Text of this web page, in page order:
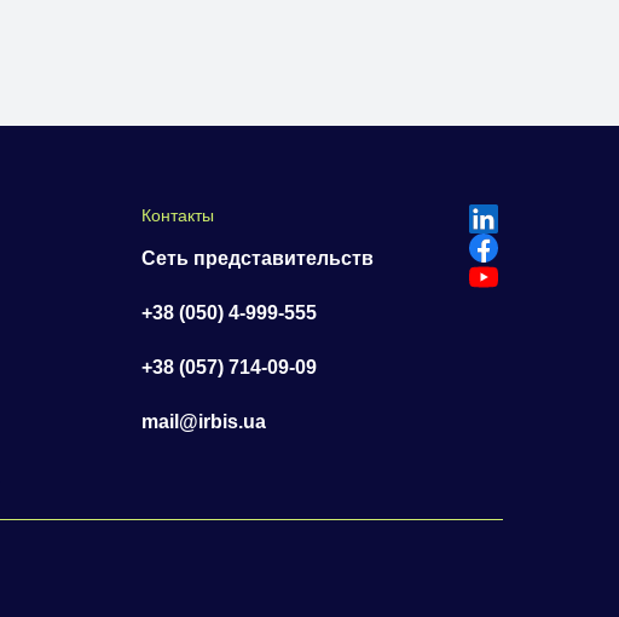
Контакты
Сеть представительств
+38 (050) 4-999-555
+38 (057) 714-09-09
mail@irbis.ua